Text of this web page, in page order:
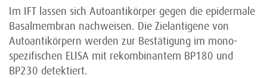
Im IFT lassen sich Autoantikörper gegen die epidermale
Basal­membran nachweisen. Die Zielantigene von
Autoantikörpern werden zur Bestätigung im mono­
spezifischen ELISA mit rekombinantem BP180 und
BP230 detektiert.